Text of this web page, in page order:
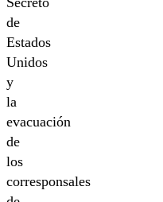
de
Estados
Unidos
y
la
evacuación
de
los
corresponsales